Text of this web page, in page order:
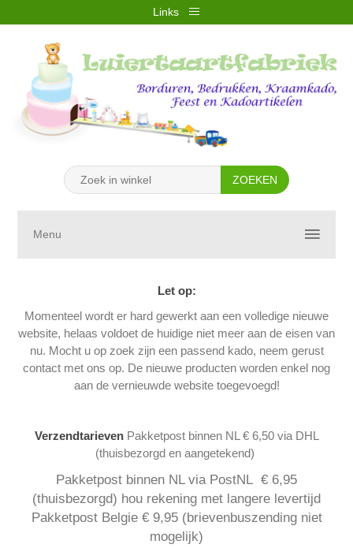
Links
REGISTREREN
WINKELWAGEN (0)
Menu
Let op:
Momenteel wordt er hard gewerkt aan een volledige nieuwe
website, helaas voldoet de huidige niet meer aan de eisen van
nu. Mocht u op zoek zijn een passend kado, neem gerust
contact met ons op. De nieuwe producten worden enkel nog
aan de vernieuwde website toegevoegd!
Verzendtarieven Pakketpost binnen NL € 6,50 via DHL
(thuisbezorgd en aangetekend)
Pakketpost binnen NL via PostNL € 6,95
(thuisbezorgd) hou rekening met langere levertijd
Pakketpost Belgie € 9,95 (brievenbuszending niet
mogelijk)